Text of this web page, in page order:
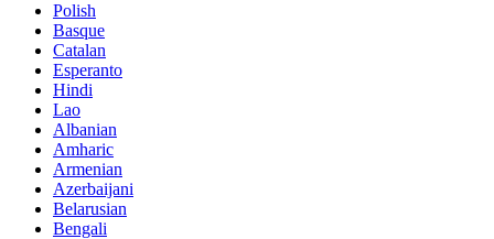
Polish
Basque
Catalan
Esperanto
Hindi
Lao
Albanian
Amharic
Armenian
Azerbaijani
Belarusian
Bengali